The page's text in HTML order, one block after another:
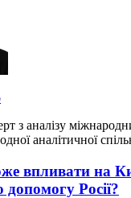
з аналізу
аналітичної
впливати на
Росії?